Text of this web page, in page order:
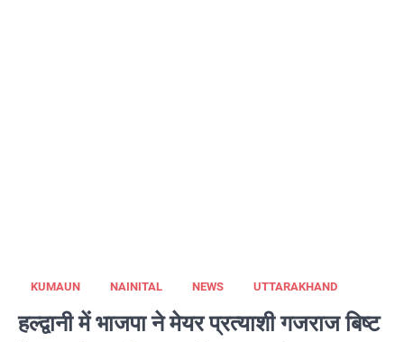
KUMAUN NAINITAL NEWS UTTARAKHAND
हल्द्वानी में भाजपा ने मेयर प्रत्याशी गजराज बिष्ट